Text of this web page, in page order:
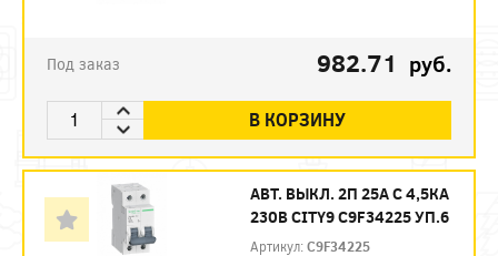
Под заказ 982.71 руб.
В КОРЗИНУ
АВТ. ВЫКЛ. 2П 25А С 4,5КА
230В CITY9 C9F34225 УП.6
Артикул:C9F34225